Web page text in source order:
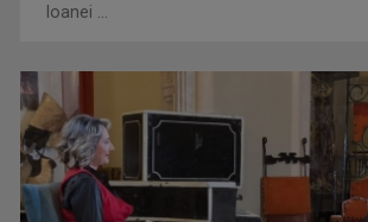
JURNAL CULTURAL
Sub sloganul „Să știm. Să fim”, „Jurnalul ...
Ioanei ...